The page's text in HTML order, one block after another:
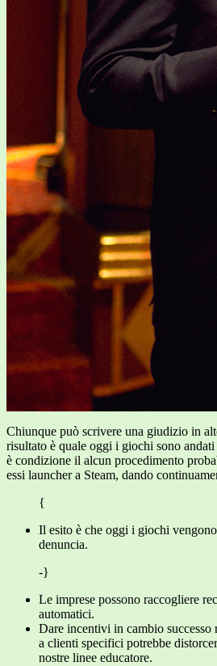
Chiunque può scrivere una giudizio in
risultato è quale oggi i giochi sono
è condizione il alcun procedimento
essi launcher a Steam, dando
{
Il esito è che oggi i giochi
denuncia.
-}
Le imprese possono raccogliere
automatici.
Dare incentivi in cambio successo
a clienti specifici potrebbe
nostre linee educatore.